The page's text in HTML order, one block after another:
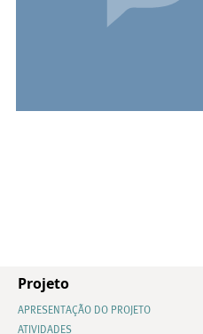
Projeto
APRESENTAÇÃO DO PROJETO
ATIVIDADES